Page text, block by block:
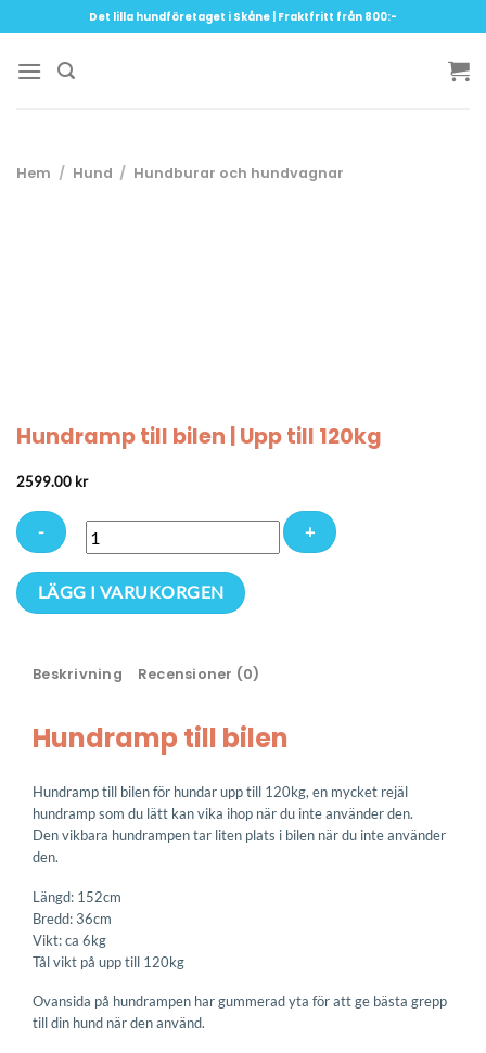
to
content
Det lilla hundföretaget i Skåne | Fraktfritt från 800:-
Hem / Hund / Hundburar och hundvagnar
Hundramp till bilen | Upp till 120kg
2599.00 kr
Hundramp
till
Upp
120kg
LÄGG I VARUKORGEN
Beskrivning Recensioner (0)
Hundramp till bilen
Hundramp till bilen för hundar upp till 120kg, en mycket rejäl
hundramp som du lätt kan vika ihop när du inte använder den.
Den vikbara hundrampen tar liten plats i bilen när du inte använder
den.
Längd: 152cm
Bredd: 36cm
Vikt: ca 6kg
Tål vikt på upp till 120kg
Ovansida på hundrampen har gummerad yta för att ge bästa grepp
till din hund när den använd.